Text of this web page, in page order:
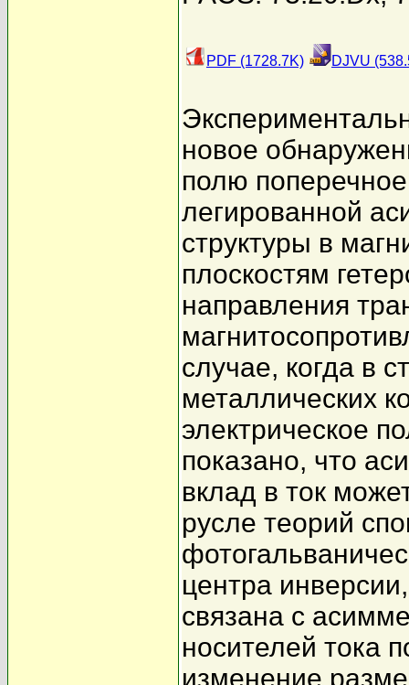
PDF (1728.7K) DJVU
новое
полю
легированной
структуры в
плоскостям
направления
случае, когда в
металлических
электрическое
показано, что
вклад в ток
русле теорий
центра
связана с
носителей тока
изменение